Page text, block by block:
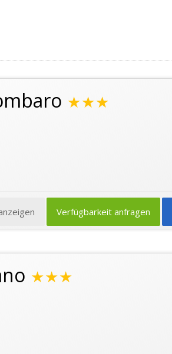
★★★
Verfügbarkeit anfragen
★★★